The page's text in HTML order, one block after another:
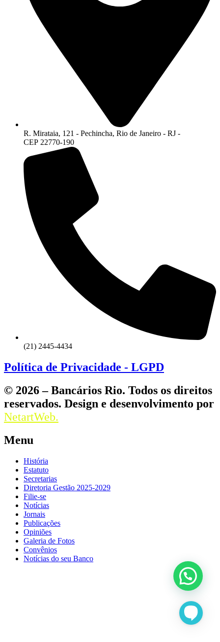
R. Mirataia, 121 - Pechincha, Rio de Janeiro - RJ -
CEP 22770-190
(21) 2445-4434
Política de Privacidade - LGPD
© 2026 – Bancários Rio. Todos os direitos
reservados. Design e desenvolvimento por
NetartWeb.
Menu
História
Estatuto
Secretarias
Diretoria Gestão 2025-2029
Filie-se
Notícias
Jornais
Publicações
Opiniões
Galeria de Fotos
Convênios
Notícias do seu Banco